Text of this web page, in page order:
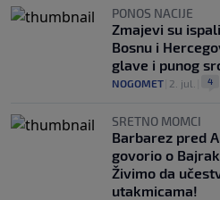
PONOS NACIJE
Zmajevi su
Bosnu i
glave i punog
NOGOMET 2. jul. 4
SRETNO MOMCI
Barbarez pred
govorio o
Živimo da
utakmicama!